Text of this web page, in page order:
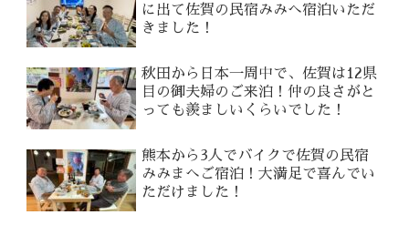
に出て佐賀の民宿みみへ宿泊いただ
きました！
秋田から日本一周中で、佐賀は12県
目の御夫婦のご来泊！仲の良さがと
っても羨ましいくらいでした！
熊本から3人でバイクで佐賀の民宿
みみまへご宿泊！大満足で喜んでい
ただけました！